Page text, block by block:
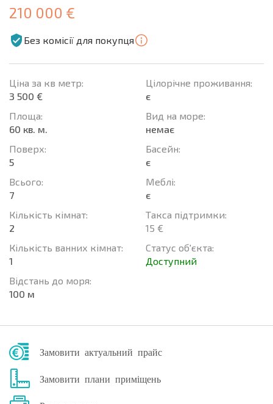
210 000 €
Без комісії для покупця
Ціна за кв метр:
3 500 €
Площа:
60 кв. м.
Поверх:
5
Всього:
7
Кількість кімнат:
2
Кількість ванних кімнат:
1
Відстань до моря:
100 м
Цілорічне проживання:
є
Вид на море:
немає
Баcейн:
є
Меблі:
є
Такса підтримки:
15 €
Статус об'єкта:
Доступний
Замовити актуальний прайс
Замовити плани приміщень